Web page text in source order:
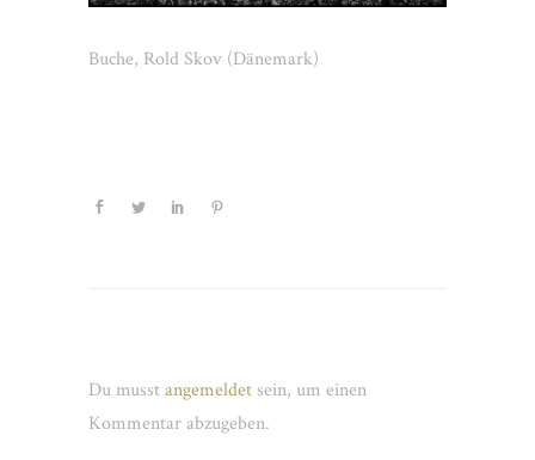
Buche, Rold Skov (Dänemark)
Du musstangemeldet sein, um einen
Kommentar abzugeben.